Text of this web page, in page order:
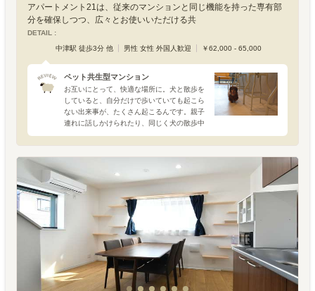
アパートメント21は、従来のマンションと同じ機能を持った専有部
分を確保しつつ、広々とお使いいただける共
DETAIL :
中津駅 徒歩3分 他
男性 女性 外国人歓迎 ￥62,000 - 65,000
ペット共生型マンション
お互いにとって、快適な場所に。犬と散歩を
していると、自分だけで歩いていても起こら
ない出来事が、たくさん起こるんです。親子
連れに話しかけられたり、同じく犬の散歩中
対面でも身構えず話せるのは不思議です。大
阪・中津に建つ「アパ